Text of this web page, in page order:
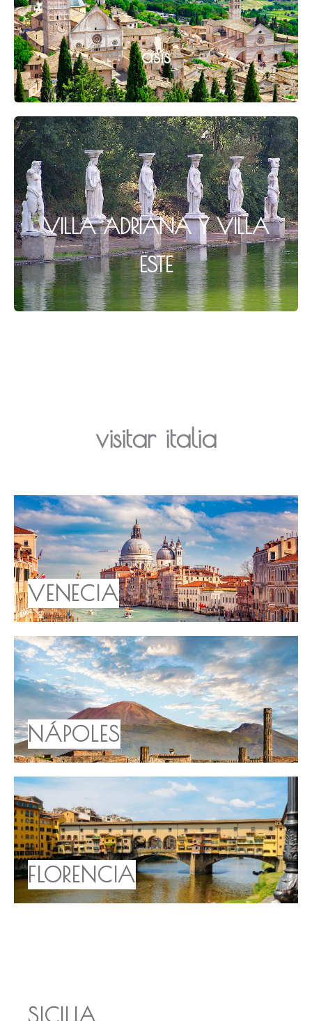
asís
VILLA ADRIANA Y VILLA
ESTE​
visitar italia
VENECIA
NÁPOLES
FLORENCIA
SICILIA